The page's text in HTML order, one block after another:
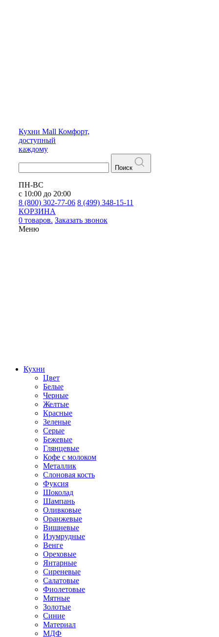
Кухни Mall Комфорт,
доступный
каждому
Поиск
ПН-ВС
с 10:00 до 20:00
8 (800) 302-77-06 8 (499) 348-15-11
КОРЗИНА
0 товаров. Заказать звонок
Меню
Кухни
Цвет
Белые
Черные
Желтые
Красные
Зеленые
Серые
Бежевые
Глянцевые
Кофе с молоком
Металлик
Слоновая кость
Фуксия
Шоколад
Шампань
Оливковые
Оранжевые
Вишневые
Изумрудные
Венге
Ореховые
Янтарные
Сиреневые
Салатовые
Фиолетовые
Мятные
Золотые
Синие
Материал
МДФ